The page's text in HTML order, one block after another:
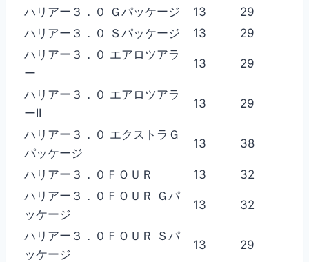
ハリアー３．０ Ｇパッケージ
13
29
ハリアー３．０ Ｓパッケージ
13
29
ハリアー３．０ エアロツアラ
ー
13 29
ハリアー３．０ エアロツアラ
ーII
13 29
ハリアー３．０ エクストラＧ
パッケージ
13 38
ハリアー３．０ＦＯＵＲ 13
32
ハリアー３．０ＦＯＵＲ Ｇパ
ッケージ
13 32
ハリアー３．０ＦＯＵＲ Ｓパ
ッケージ
13 29